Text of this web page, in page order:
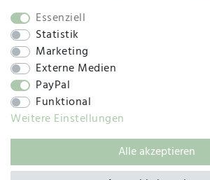
SOCIAL
© 2019 – 2025 SILC
Essenziell
Statistik
Marketing
Externe Medien
PayPal
Funktional
Weitere Einstellungen
Alle akzeptieren